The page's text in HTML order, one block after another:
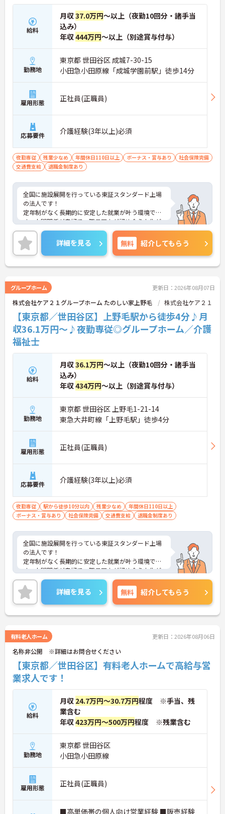
給料
月収37.0万円～以上（夜勤10回分・諸手当
込み）
年収444万円～以上（別途賞与付与）
勤務地
東京都 世田谷区 成城7-30-15
小田急小田原線「成城学園前駅」徒歩14分
雇用形態 正社員(正職員)
応募要件 介護経験(3年以上)必須
夜勤専従 残業少なめ 年間休日110日以上 ボーナス・賞与あり
社会保険完備
交通費支給
退職金制度あり
全国に施設展開を行っている東証スタンダード上場
の法人です！
定年制がなく長期的に安定した就業が叶う環境で
す。人間関係が良好で、職員同士が認め合う文化が
根付いています。
ご興味のある方には、面接対策ポイントなど、さら
に詳細をご案内しますのでお気軽にご相談くださ
い！
詳細を見る 無料 紹介してもらう
グループホーム 更新日：2026年08月07日
株式会社ケア２１グループホーム たのしい家上野毛 株式会社ケア２１
【東京都／世田谷区】上野毛駅から徒歩4分♪月
収36.1万円～♪夜勤専従◎グループホーム／介護
福祉士
給料
月収36.1万円～以上（夜勤10回分・諸手当
込み）
年収434万円～以上（別途賞与付与）
勤務地
東京都 世田谷区 上野毛1-21-14
東急大井町線「上野毛駅」徒歩4分
雇用形態 正社員(正職員)
応募要件 介護経験(3年以上)必須
夜勤専従 駅から徒歩10分以内 残業少なめ
年間休日110日以上
ボーナス・賞与あり
社会保険完備 交通費支給 退職金制度あり
全国に施設展開を行っている東証スタンダード上場
の法人です！
定年制がなく長期的に安定した就業が叶う環境で
す。人間関係が良好で、職員同士が認め合う文化が
根付いています。
ご興味のある方には、面接対策ポイントなど、さら
に詳細をご案内しますのでお気軽にご相談くださ
い！
詳細を見る 無料 紹介してもらう
有料老人ホーム 更新日：2026年08月06日
名称非公開 ※詳細はお問合せください
【東京都／世田谷区】有料老人ホームで高給与営
業求人です！
給料
月収 24.7万円～30.7万円程度 ※手当、残
業含む
年収423万円～500万円程度 ※残業含む
勤務地
東京都 世田谷区
小田急小田原線
雇用形態 正社員(正職員)
■高単価帯の個人向け営業経験 ■販売経験